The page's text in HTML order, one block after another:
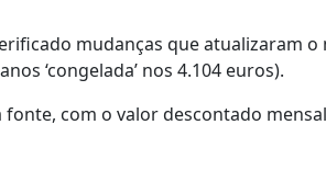
mudanças que atualizaram o
‘congelada’ nos 4.104 euros).
com o valor descontado